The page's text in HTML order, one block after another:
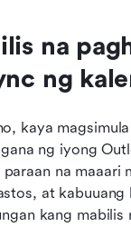
na
ng
kaya
ng iyong
na maaari
at kabuuang
kang mabilis